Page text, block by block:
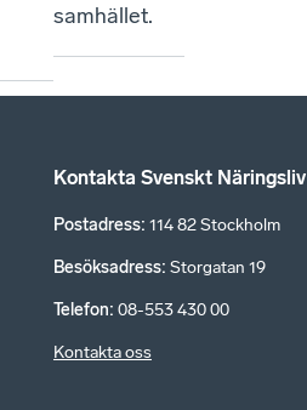
samhället.
Kontakta Svenskt Näringsliv
Postadress: 114 82 Stockholm
Besöksadress: Storgatan 19
Telefon: 08-553 430 00
Kontakta oss